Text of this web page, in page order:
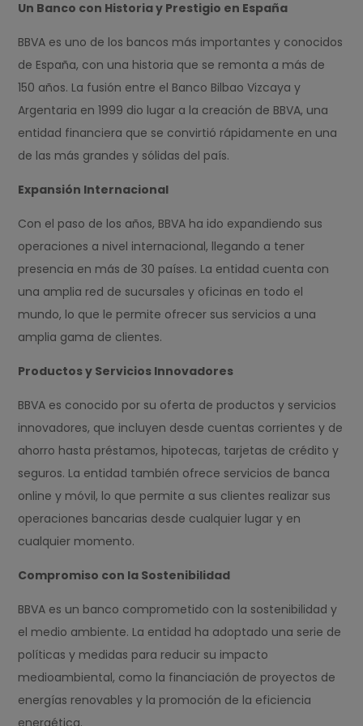
Un Banco con Historia y Prestigio en España
BBVA es uno de los bancos más importantes y conocidos
de España, con una historia que se remonta a más de
150 años. La fusión entre el Banco Bilbao Vizcaya y
Argentaria en 1999 dio lugar a la creación de BBVA, una
entidad financiera que se convirtió rápidamente en una
de las más grandes y sólidas del país.
Expansión Internacional
Con el paso de los años, BBVA ha ido expandiendo sus
operaciones a nivel internacional, llegando a tener
presencia en más de 30 países. La entidad cuenta con
una amplia red de sucursales y oficinas en todo el
mundo, lo que le permite ofrecer sus servicios a una
amplia gama de clientes.
Productos y Servicios Innovadores
BBVA es conocido por su oferta de productos y servicios
innovadores, que incluyen desde cuentas corrientes y de
ahorro hasta préstamos, hipotecas, tarjetas de crédito y
seguros. La entidad también ofrece servicios de banca
online y móvil, lo que permite a sus clientes realizar sus
operaciones bancarias desde cualquier lugar y en
cualquier momento.
Compromiso con la Sostenibilidad
BBVA es un banco comprometido con la sostenibilidad y
el medio ambiente. La entidad ha adoptado una serie de
políticas y medidas para reducir su impacto
medioambiental, como la financiación de proyectos de
energías renovables y la promoción de la eficiencia
energética.